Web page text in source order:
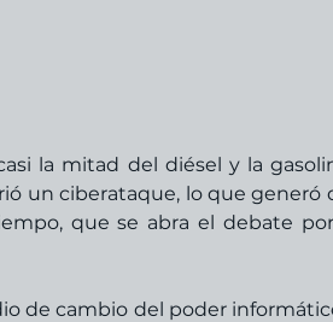
la mitad del diésel y la
un ciberataque, lo que generó
que se abra el debate
de cambio del poder